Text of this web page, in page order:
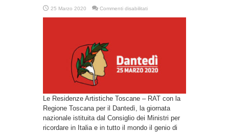
25 Marzo 2020 Commenti disabilitatisu
Artistiche
Regione
Toscana
per
il
Dantedì
Le Residenze Artistiche Toscane – RAT con la
Regione Toscana per il Dantedì, la giornata
nazionale istituita dal Consiglio dei Ministri per
ricordare in Italia e in tutto il mondo il genio di